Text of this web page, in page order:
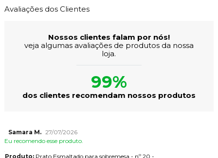
Avaliações dos Clientes
Nossos clientes falam por nós!
veja algumas avaliações de produtos da nossa
loja.
99%
dos clientes recomendam nossos produtos
Samara M. 27/07/2026
Eu recomendo esse produto.
Produto:Prato Esmaltado para sobremesa - nº 20 -